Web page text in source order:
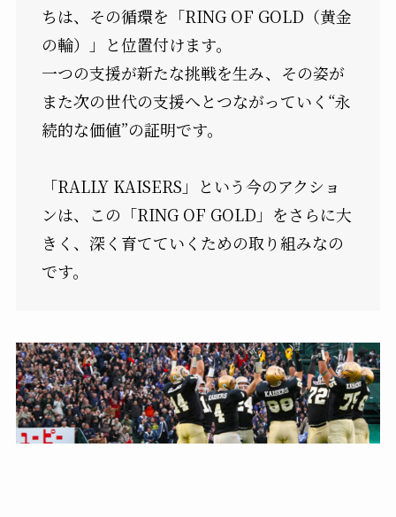
ちは、その循環を「RING OF GOLD（黄金
の輪）」と位置付けます。
一つの支援が新たな挑戦を生み、その姿が
また次の世代の支援へとつながっていく“永
続的な価値”の証明です。
「RALLY KAISERS」という今のアクショ
ンは、この「RING OF GOLD」をさらに大
きく、深く育てていくための取り組みなの
です。